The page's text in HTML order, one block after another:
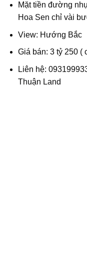
Mặt tiền đường
Hoa Sen chỉ vài
View: Hướng Bắc
Giá bán: 3 tỷ 250
Liên hệ:
Thuận Land